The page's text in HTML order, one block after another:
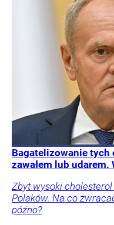
Bagatelizowanie tych
zawałem lub
Zbyt wysoki
Polaków. Na co
późno?